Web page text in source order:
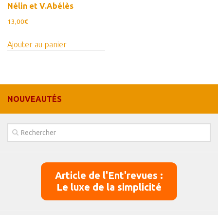
Mon Compte
Panier
Panier
Nélin et V.Abélès
13,00€
Ajouter au panier
NOUVEAUTÉS
Article de l'Ent'revues :
Le luxe de la simplicité